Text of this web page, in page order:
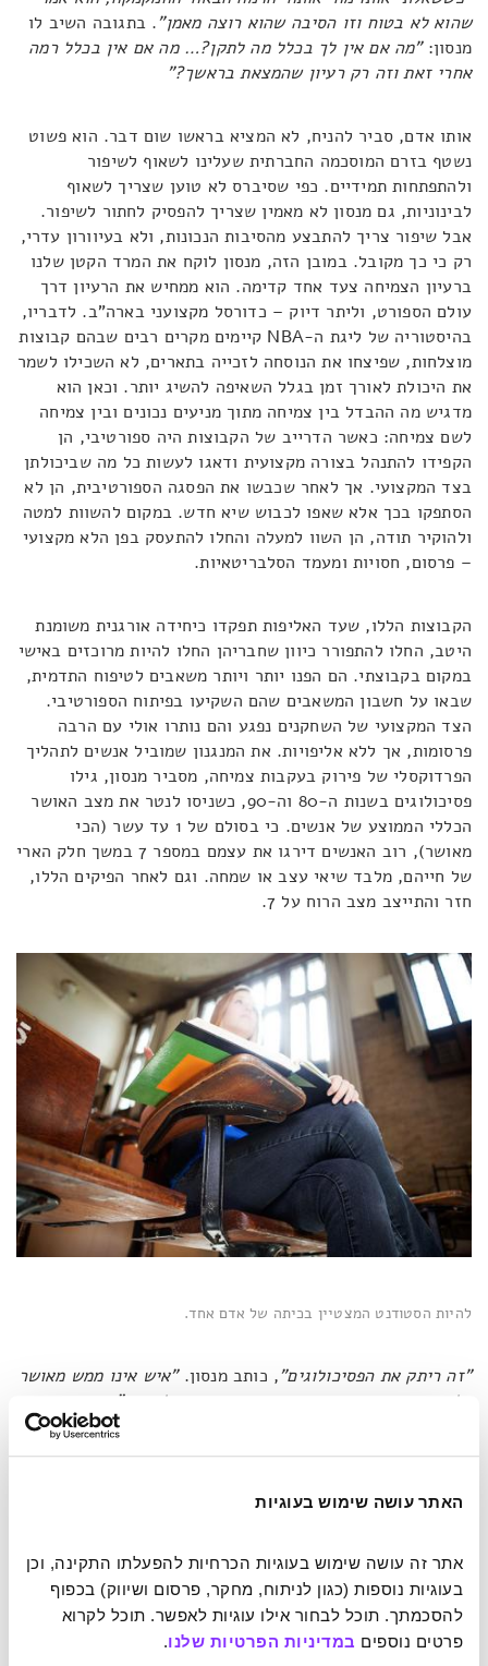
האתר עושה שימוש בעוגיות
פרטים נוספים במדיניות הפרטיות שלנו.
שהוא לא בטוח וזו הסיבה שהוא רוצה מאמן". בתגובה השיב לו
מנסון:"מה אם אין לך בכלל מה לתקן?… מה אם אין בכלל רמה
אחרי זאת וזה רק רעיון שהמצאת בראשך?"
אותו אדם, סביר להניח, לא המציא בראשו שום דבר. הוא פשוט
נשטף בזרם המוסכמה החברתית שעלינו לשאוף לשיפור
ולהתפתחות תמידיים. כפי שסיברס לא טוען שצריך לשאוף
לבינוניות, גם מנסון לא מאמין שצריך להפסיק לחתור לשיפור.
אבל שיפור צריך להתבצע מהסיבות הנכונות, ולא בעיוורון עדרי,
רק כי כך מקובל. במובן הזה, מנסון לוקח את המרד הקטן שלנו
ברעיון הצמיחה צעד אחד קדימה. הוא ממחיש את הרעיון דרך
עולם הספורט, וליתר דיוק – כדורסל מקצועני בארה"ב. לדבריו,
בהיסטוריה של ליגת ה-NBA קיימים מקרים רבים שבהם קבוצות
מוצלחות, שפיצחו את הנוסחה לזכייה בתארים, לא השכילו לשמר
את היכולת לאורך זמן בגלל השאיפה להשיג יותר. וכאן הוא
מדגיש מה ההבדל בין צמיחה מתוך מניעים נכונים ובין צמיחה
לשם צמיחה: כאשר הדרייב של הקבוצות היה ספורטיבי, הן
הקפידו להתנהל בצורה מקצועית ודאגו לעשות כל מה שביכולתן
בצד המקצועי. אך לאחר שכבשו את הפסגה הספורטיבית, הן לא
הסתפקו בכך אלא שאפו לכבוש שיא חדש. במקום להשוות למטה
ולהוקיר תודה, הן השוו למעלה והחלו להתעסק בפן הלא מקצועי
– פרסום, חסויות ומעמד הסלבריטאיות.
הקבוצות הללו, שעד האליפות תפקדו כיחידה אורגנית משומנת
היטב, החלו להתפורר כיוון שחבריהן החלו להיות מרוכזים באישי
במקום בקבוצתי. הם הפנו יותר ויותר משאבים לטיפוח התדמית,
שבאו על חשבון המשאבים שהם השקיעו בפיתוח הספורטיבי.
הצד המקצועי של השחקנים נפגע והם נותרו אולי עם הרבה
פרסומות, אך ללא אליפויות. את המנגנון שמוביל אנשים לתהליך
הפרדוקסלי של פירוק בעקבות צמיחה, מסביר מנסון, גילו
פסיכולוגים בשנות ה-80 וה-90, כשניסו לנטר את מצב האושר
הכללי הממוצע של אנשים. כי בסולם של 1 עד עשר (הכי
מאושר), רוב האנשים דירגו את עצמם במספר 7 במשך חלק הארי
של חייהם, מלבד שיאי עצב או שמחה. וגם לאחר הפיקים הללו,
חזר והתייצב מצב הרוח על 7.
להיות הסטודנט המצטיין בכיתה של אדם אחד.
"זה ריתק את הפסיכולוגים", כותב מנסון."איש אינו ממש מאושר
כל הזמן. אך בדומה, איש גם אינו מדוכא כל הזמן".
המצב לא היה באמצע. אנשים לא דירגו את עצמם חמש, אלא
קרוב יותר לצד המאושר של הסקלה."נראה כי בני האדם, ללא
לא מושלם. במילים אחרות", הוא ממשיך,
שורש הבעיה – במספר 7. לא משנה כמה מאושרים היינו בנקודה
זו או אחרת, אנו תמיד חוזרים ל-7. אבל כשהחברה אומרת לנו
שאנו צריכים ויכולים לחיות תמיד על 10, נוצר פער בין ציפייה
למציאות."הטריק הוא שהמוח אומר לנו – אם רק אוכל להשיג
עוד קצת, סוף סוף אגיע ל-10 ואשאר שם".